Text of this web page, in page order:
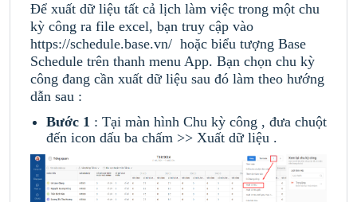
Để xuất dữ liệu tất cả lịch làm việc trong một chu
kỳ công ra file excel, bạn truy cập vào
https://schedule.base.vn/ hoặc biểu tượng Base
Schedule trên thanh menu App. Bạn chọn chu kỳ
công đang cần xuất dữ liệu sau đó làm theo hướng
dẫn sau :
Bước 1 : Tại màn hình Chu kỳ công , đưa chuột
đến icon dấu ba chấm >> Xuất dữ liệu .